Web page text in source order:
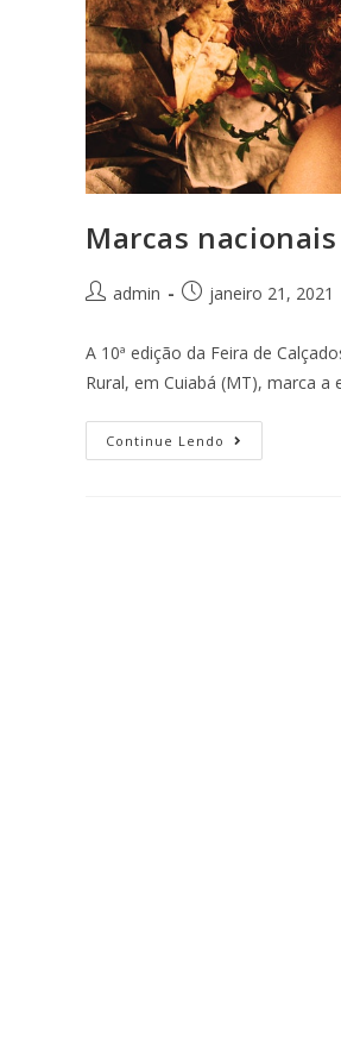
Marcas
admin janeiro 21, 2021
A 10ª edição da Feira de
Rural, em Cuiabá (MT), marca a
Continue Lendo